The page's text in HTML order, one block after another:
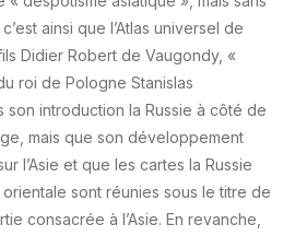
ainsi que l’Atlas universel de
Didier Robert de Vaugondy, «
roi de Pologne Stanislas
son introduction la Russie à côté de
mais que son développement
l’Asie et que les cartes la Russie
sont réunies sous le titre de
consacrée à l’Asie. En revanche,